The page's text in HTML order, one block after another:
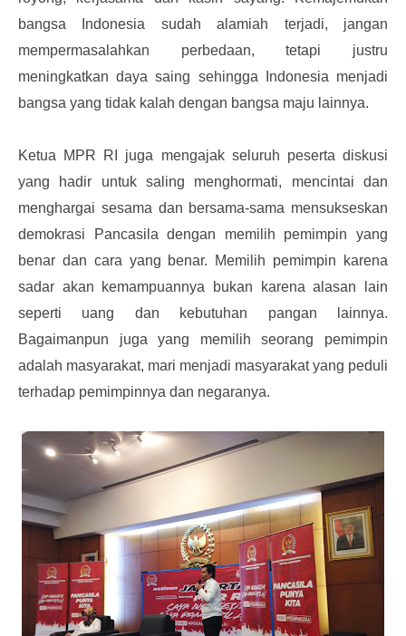
bangsa Indonesia sudah alamiah terjadi, jangan
mempermasalahkan perbedaan, tetapi justru
meningkatkan daya saing sehingga Indonesia menjadi
bangsa yang tidak kalah dengan bangsa maju lainnya.
Ketua MPR RI juga mengajak seluruh peserta diskusi
yang hadir untuk saling menghormati, mencintai dan
menghargai sesama dan bersama-sama mensukseskan
demokrasi Pancasila dengan memilih pemimpin yang
benar dan cara yang benar. Memilih pemimpin karena
sadar akan kemampuannya bukan karena alasan lain
seperti uang dan kebutuhan pangan lainnya.
Bagaimanpun juga yang memilih seorang pemimpin
adalah masyarakat, mari menjadi masyarakat yang peduli
terhadap pemimpinnya dan negaranya.